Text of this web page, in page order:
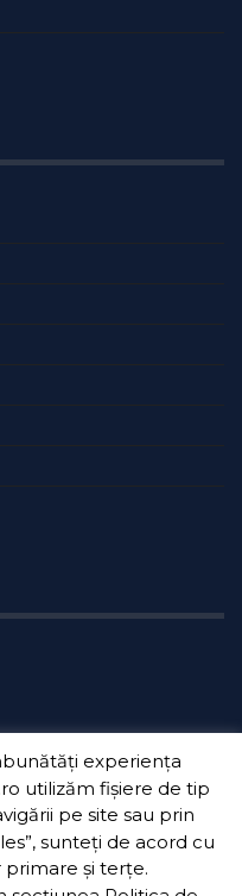
de 3Waves Net
experiența
utilizăm fișiere de tip
pe site sau prin
sunteți de acord cu
și terțe.